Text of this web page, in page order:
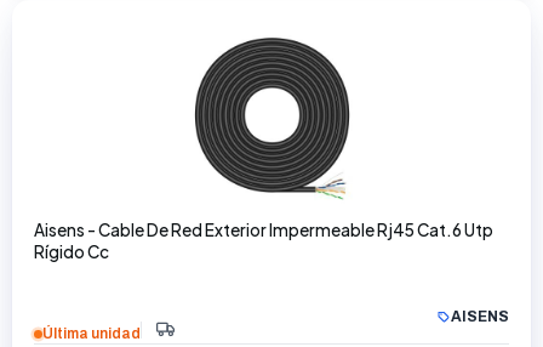
Aisens - Cable De Red Exterior Impermeable Rj45 Cat.6 Utp
Rígido Cc
AISENS
Última unidad